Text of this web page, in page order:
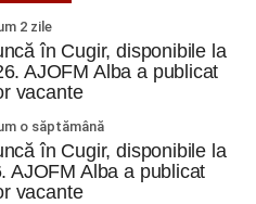
2 zile
în Cugir, disponibile la
AJOFM Alba a publicat
vacante
o săptămână
în Cugir, disponibile la
AJOFM Alba a publicat
vacante